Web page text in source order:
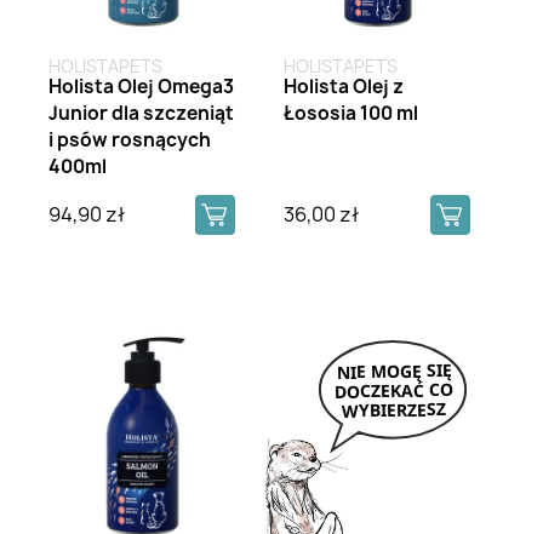
HOLISTAPETS
Holista Olej Omega3
Junior dla szczeniąt
i psów rosnących
400ml
94,90 zł
HOLISTAPETS
Holista Olej z
Łososia 100 ml
36,00 zł